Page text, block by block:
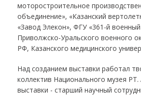
моторостроительное
объединение», «Казанский
«Завод Элекон», ФГУ «361-й
Приволжско-Уральского военного
РФ, Казанского медицинского
Над созданием выставки работал
коллектив Национального музея
выставки - старший научный